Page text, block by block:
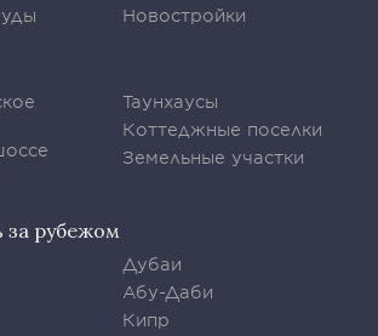
Новостройки
Таунхаусы
Коттеджные поселки
Земельные участки
рубежом
Дубаи
Абу-Даби
Кипр